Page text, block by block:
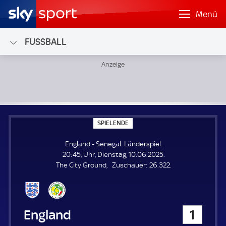
Menü
FUSSBALL
SPIELENDE
P
E
L
E
N
England - Senegal. Länderspiel.
20:45, Uhr, Dienstag, 10.06.2025.
The City Ground
Zuschauer: Z
26.322.
England 1